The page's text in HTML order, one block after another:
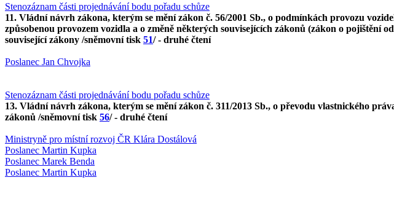
Stenozáznam části projednávání bodu pořadu schůze
11. Vládní návrh zákona, kterým se mění zákon č. 56/2001 Sb., o podmínkách provozu
způsobenou provozem vozidla a o změně některých souvisejících zákonů (zákon o pojištění
související zákony /sněmovní tisk 51/ - druhé čtení
Poslanec Jan Chvojka
Stenozáznam části projednávání bodu pořadu schůze
13. Vládní návrh zákona, kterým se mění zákon č. 311/2013 Sb., o převodu vlastnického
zákonů /sněmovní tisk 56/ - druhé čtení
Ministryně pro místní rozvoj ČR Klára Dostálová
Poslanec Martin Kupka
Poslanec Marek Benda
Poslanec Martin Kupka